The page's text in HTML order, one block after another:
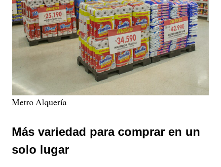
Metro Alquería
Más variedad para comprar en un
solo lugar